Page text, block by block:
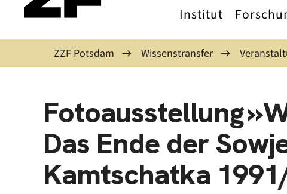
Institut
ZZF Potsdam Wissenstransfer
Fotoausstellung
Das Ende der
Kamtschatka